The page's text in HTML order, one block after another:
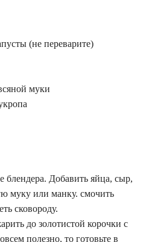
(не переварите)
муки
блендера. Добавить яйца, сыр,
муку или манку. смочить
сковороду.
до золотистой корочки с
полезно, то готовьте в